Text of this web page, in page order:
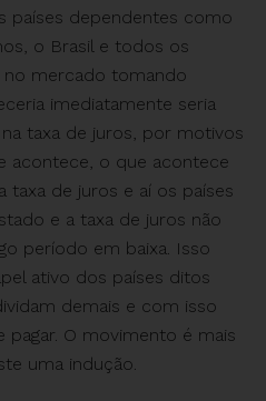
países dependentes como
o Brasil e todos os
mercado tomando
imediatamente seria
taxa de juros, por motivos
acontece, o que acontece
taxa de juros e aí os países
e a taxa de juros não
período em baixa. Isso
ativo dos países ditos
demais e com isso
O movimento é mais
uma indução.